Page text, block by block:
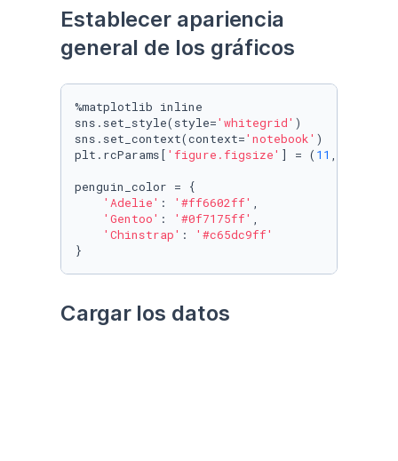
Establecer apariencia
general de los gráficos
%matplotlib inline
sns.set_style(style='whitegrid' )
sns.set_context(context='notebook' )
plt.rcParams[ 'figure.figsize' ] = ( 11 ,
penguin_color = {
'Adelie' : '#ff6602ff' ,
'Gentoo' : '#0f7175ff' ,
'Chinstrap' :
'#c65dc9ff'
}
Cargar los datos